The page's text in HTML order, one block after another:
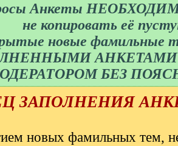
Анкеты
не копировать её
новые фамильные
БЕЗ
ЗАПОЛНЕНИЯ
новых фамильных тем,